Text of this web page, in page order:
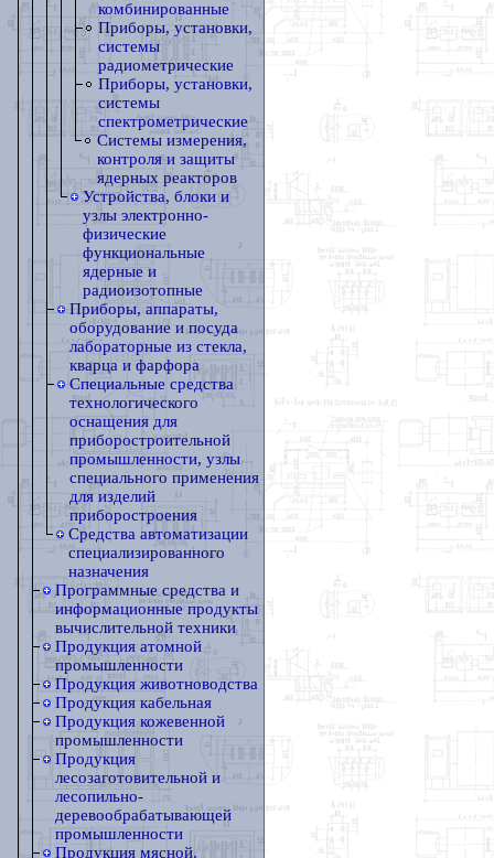
комбинированные
Приборы, установки,
системы
радиометрические
Приборы, установки,
системы
спектрометрические
Системы измерения,
контроля и защиты
ядерных реакторов
Устройства, блоки и
узлы электронно-
физические
функциональные
ядерные и
радиоизотопные
Приборы, аппараты,
оборудование и посуда
лабораторные из стекла,
кварца и фарфора
Специальные средства
технологического
оснащения для
приборостроительной
промышленности, узлы
специального применения
для изделий
приборостроения
Средства автоматизации
специализированного
назначения
Программные средства и
информационные продукты
вычислительной техники
Продукция атомной
промышленности
Продукция животноводства
Продукция кабельная
Продукция кожевенной
промышленности
Продукция
лесозаготовительной и
лесопильно-
деревообрабатывающей
промышленности
Продукция мясной,